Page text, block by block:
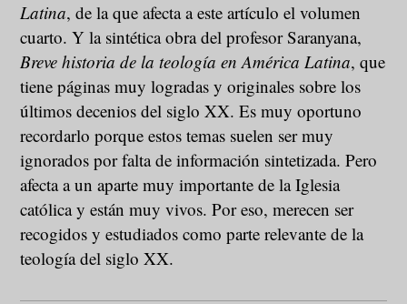
Latina, de la que afecta a este artículo el volumen
cuarto. Y la sintética obra del profesor Saranyana,
Breve historia de la teología en América Latina, que
tiene páginas muy logradas y originales sobre los
últimos decenios del siglo XX. Es muy oportuno
recordarlo porque estos temas suelen ser muy
ignorados por falta de información sintetizada. Pero
afecta a un aparte muy importante de la Iglesia
católica y están muy vivos. Por eso, merecen ser
recogidos y estudiados como parte relevante de la
teología del siglo XX.